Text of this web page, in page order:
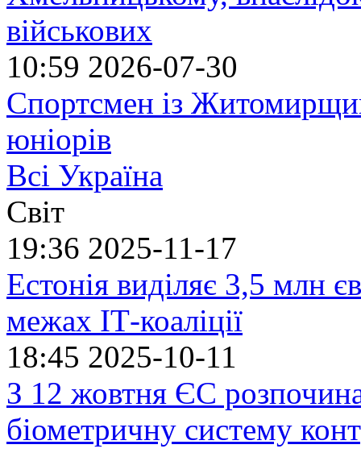
військових
10:59 2026-07-30
Спортсмен із
юніорів
Всі Україна
Світ
19:36 2025-11-17
Естонія виділяє 3,5 млн
межах ІТ-коаліції
18:45 2025-10-11
З 12 жовтня ЄС
біометричну систему